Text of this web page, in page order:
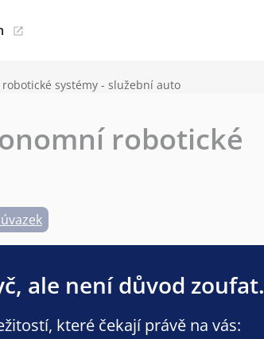
systémy - služební auto
robotické
ale není důvod zoufat.
které čekají právě na vás: